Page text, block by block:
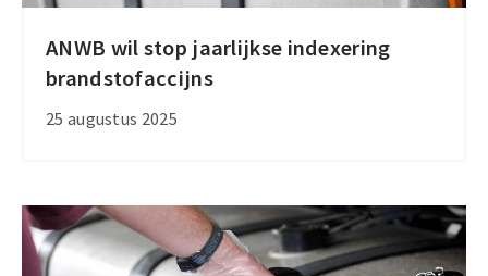
ANWB wil stop jaarlijkse indexering
brandstofaccijns
25 augustus 2025
ANWB
wil
stop
brandstofaccijns